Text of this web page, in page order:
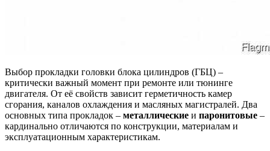
Выбор прокладки головки блока цилиндров (ГБЦ) –
критически важный момент при ремонте или тюнинге
двигателя. От её свойств зависит герметичность камер
сгорания, каналов охлаждения и масляных магистралей. Два
основных типа прокладок – металлические и паронитовые –
кардинально отличаются по конструкции, материалам и
эксплуатационным характеристикам.